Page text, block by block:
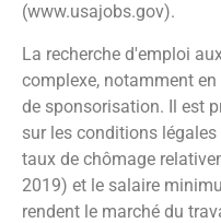
(www.usajobs.gov).
La recherche d'emploi
complexe, notamment
de sponsorisation. Il est
sur les conditions
taux de chômage
2019) et le salaire
rendent le marché du